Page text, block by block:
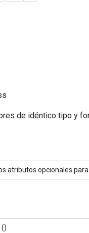
de idéntico tipo y
atributos opcionales
()